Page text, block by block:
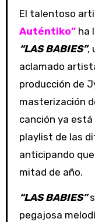
El talentoso
Auténtiko” ha
“LAS BABIES”,
aclamado
producción de
masterización
canción ya
playlist de las
anticipando
mitad de año.
“LAS BABIES”
pegajosa